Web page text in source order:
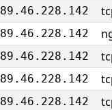
89.46.228.142
89.46.228.142
89.46.228.142
89.46.228.142
89.46.228.142